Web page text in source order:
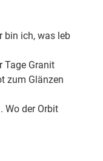
bin ich, was leb
Tage Granit
zum Glänzen
Wo der Orbit